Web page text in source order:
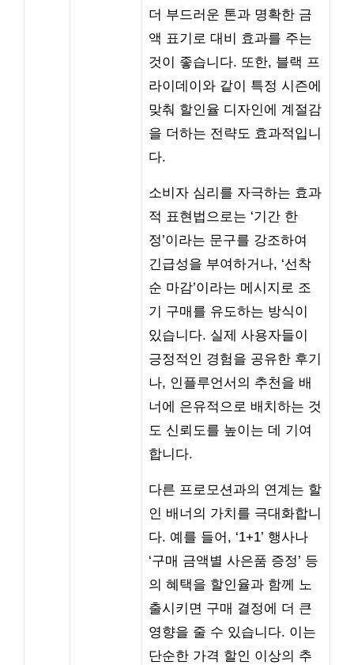
더 부드러운 톤과 명확한 금
액 표기로 대비 효과를 주는
것이 좋습니다. 또한, 블랙 프
라이데이와 같이 특정 시즌에
맞춰 할인율 디자인에 계절감
을 더하는 전략도 효과적입니
다.
소비자 심리를 자극하는 효과
적 표현법으로는 ‘기간 한
정’이라는 문구를 강조하여
긴급성을 부여하거나, ‘선착
순 마감’이라는 메시지로 조
기 구매를 유도하는 방식이
있습니다. 실제 사용자들이
긍정적인 경험을 공유한 후기
나, 인플루언서의 추천을 배
너에 은유적으로 배치하는 것
도 신뢰도를 높이는 데 기여
합니다.
다른 프로모션과의 연계는 할
인 배너의 가치를 극대화합니
다. 예를 들어, ‘1+1’ 행사나
‘구매 금액별 사은품 증정’ 등
의 혜택을 할인율과 함께 노
출시키면 구매 결정에 더 큰
영향을 줄 수 있습니다. 이는
단순한 가격 할인 이상의 추